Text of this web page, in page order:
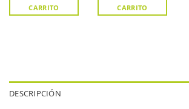
CARRITO
CARRITO
DESCRIPCIÓN